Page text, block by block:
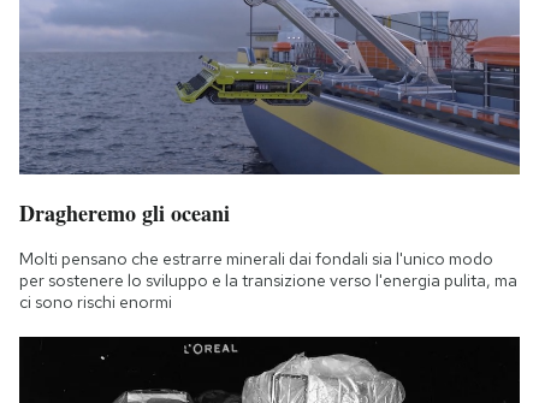
Dragheremo gli oceani
Molti pensano che estrarre minerali dai fondali sia l'unico modo
per sostenere lo sviluppo e la transizione verso l'energia pulita, ma
ci sono rischi enormi